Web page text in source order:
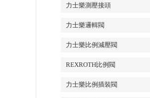
力士樂測壓接頭
力士樂邏輯閥
力士樂比例減壓閥
REXROTH比例閥
力士樂比例插裝閥